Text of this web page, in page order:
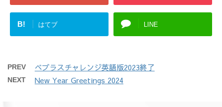
B! はてブ LINE
PREV ベブラスチャレンジ英語版2023終了
NEXT New Year Greetings 2024